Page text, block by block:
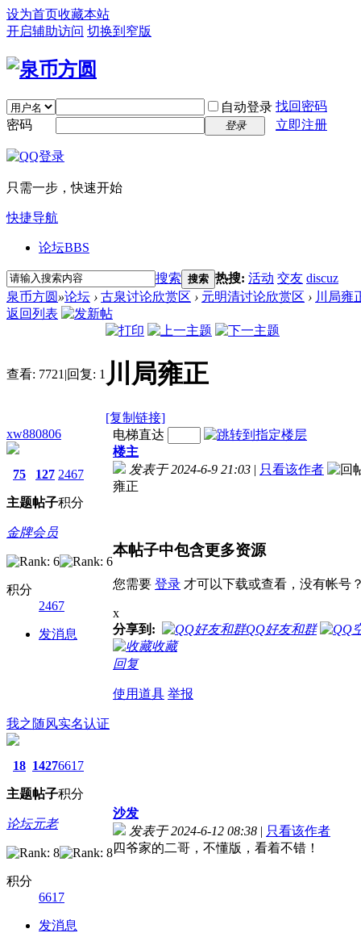
设为首页收藏本站
开启辅助访问 切换到窄版
自动登录 找回密码
密码
登录 立即注册
只需一步，快速开始
快捷导航
论坛BBS
搜索 搜索 热搜: 活动 交友 discuz
泉币方圆 »论坛 › 古泉讨论欣赏区 › 元明清讨论欣赏区 › 川局雍
返回列表
查看: 7721 |回复: 1 川局雍正
[复制链接]
xw880806
75
主题
127
帖子
2467
积分
金牌会员
积分
2467
发消息
电梯直达
楼主
发表于 2024-6-9 21:03 | 只看该作者
雍正
本帖子中包含更多资源
您需要 登录 才可以下载或查看，没有帐号
x
分享到:
QQ好友和群
收藏
回复
使用道具 举报
我之随风实名认证
18
主题
1427
帖子
6617
积分
论坛元老
积分
6617
发消息
沙发
发表于 2024-6-12 08:38 | 只看该作者
四爷家的二哥，不懂版，看着不错！